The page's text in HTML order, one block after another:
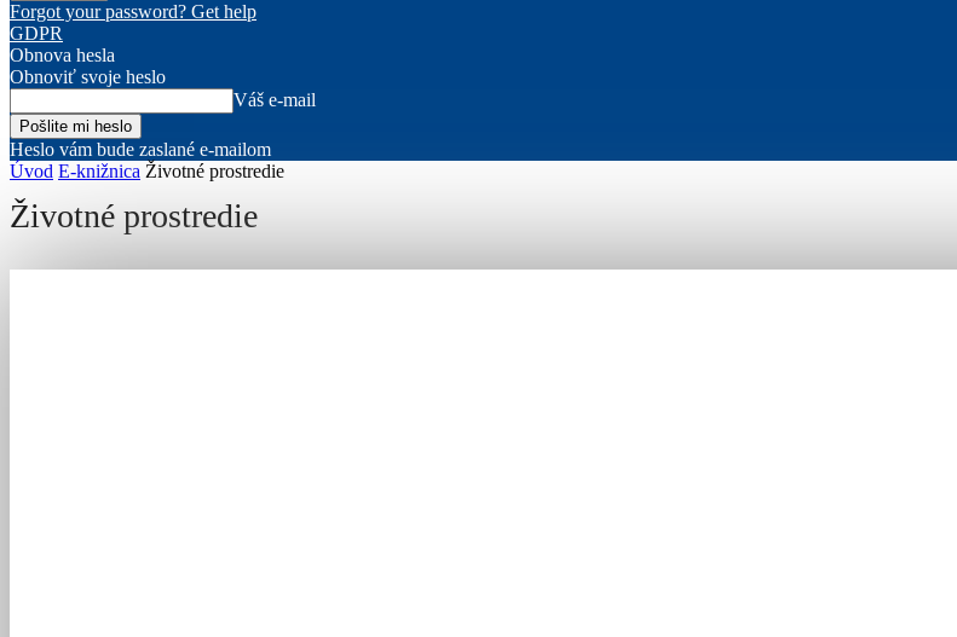
Forgot your password? Get help
GDPR
Obnova hesla
Obnoviť svoje heslo
Váš e-mail
Heslo vám bude zaslané e-mailom
Úvod E-knižnica Životné prostredie
Životné prostredie